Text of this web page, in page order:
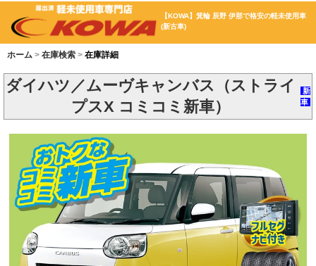
【KOWA】箕輪 辰野 伊那で格安の軽未使用車
(新古車)
ホーム 在庫検索 在庫詳細
ダイハツ／ムーヴキャンバス（ストライ
プスX コミコミ新車）
新
車